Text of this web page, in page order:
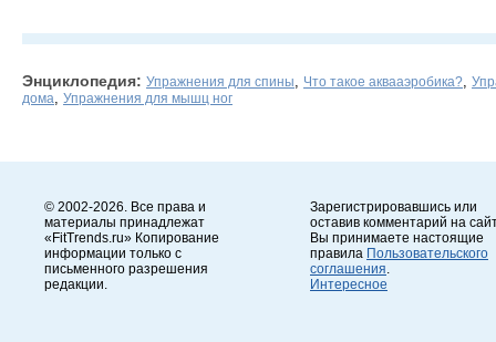
Энциклопедия: Упражнения для спины Что такое аквааэробика?
дома
Упражнения для мышц ног
© 2002-2026. Все права и
материалы принадлежат
«FitTrends.ru» Копирование
информации только с
письменного разрешения
редакции.
Зарегистрировавшись или
оставив комментарий на
Вы принимаете настоящие
правила Пользовательского
соглашения
Интересное